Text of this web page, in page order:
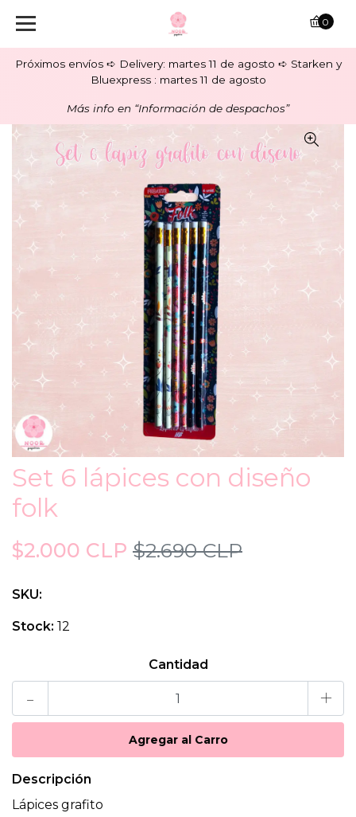
Próximos envíos ➪ Delivery: martes 11 de agosto ➪ Starken y
Bluexpress : martes 11 de agosto
Más info en “Información de despachos”
0
Set 6 lápices con diseño
folk
$2.000 CLP $2.690 CLP
SKU:
Stock: 12
Cantidad
- +
Descripción
Lápices grafito